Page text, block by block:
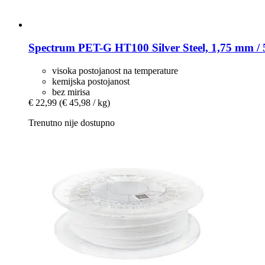
Spectrum PET-​G HT100 Silver Steel, 1,75 mm /
visoka postojanost na temperature
kemijska postojanost
bez mirisa
€ 22,99 (€ 45,98 / kg)
Trenutno nije dostupno